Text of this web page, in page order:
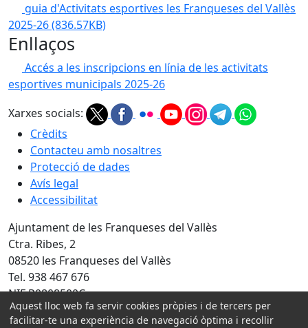
guia d'Activitats esportives les Franqueses del Vallès
2025-26(836.57KB)
Enllaços
Accés a les inscripcions en línia de les activitats
esportives municipals 2025-26
Xarxes socials:
Crèdits
Contacteu amb nosaltres
Protecció de dades
Avís legal
Accessibilitat
Ajuntament de les Franqueses del Vallès
Ctra. Ribes, 2
08520 les Franqueses del Vallès
Tel. 938 467 676
NIF P0808500C
Amb la col·laboració de:
Aquest lloc web fa servir cookies pròpies i de tercers per
facilitar-te una experiència de navegació òptima i recollir